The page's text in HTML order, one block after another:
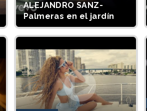
ALEJANDRO SANZ-
Palmeras en el jardín